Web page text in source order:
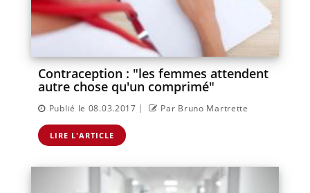
Contraception : "les femmes attendent
autre chose qu'un comprimé"
Publié le 08.03.2017 | Par Bruno Martrette
LIRE L'ARTICLE